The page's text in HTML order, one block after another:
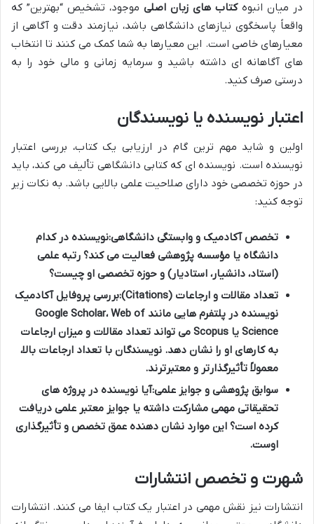
در میان انبوهکتاب های زبان اصلی موجود، تشخیص “بهترین” که
واقعاً پاسخگوی نیازهای دانشگاهی باشد، نیازمند دقت و آگاهی از
معیارهای خاصی است. این معیارها به شما کمک می کنند تا انتخاب
های آگاهانه ای داشته باشید و سرمایه زمانی و مالی خود را به
درستی صرف کنید.
اعتبار نویسنده یا نویسندگان
اولین و شاید مهم ترین گام در ارزیابی یک کتاب، بررسی اعتبار
نویسنده است. نویسنده ای که کتابی دانشگاهی تألیف می کند، باید
در حوزه تخصصی خود دارای صلاحیت علمی بالایی باشد. به نکات زیر
توجه کنید:
تخصص آکادمیک و وابستگی دانشگاهی:نویسنده در کدام
دانشگاه یا مؤسسه پژوهشی فعالیت می کند؟ رتبه علمی
(استاد، دانشیار، استادیار) و حوزه تخصصی او چیست؟
تعداد مقالات و ارجاعات (Citations):
بررسی پروفایل آکادمیک
نویسنده در پلتفرم هایی مانند Google Scholar، Web of
Science یا Scopus می تواند تعداد مقالات و میزان ارجاعات
به کارهای او را نشان دهد. نویسندگان با تعداد ارجاعات بالا،
معمولاً تأثیرگذارتر و معتبرترند.
سوابق پژوهشی و جوایز علمی:آیا نویسنده در پروژه های
تحقیقاتی مهمی مشارکت داشته یا جوایز معتبر علمی دریافت
کرده است؟ این موارد نشان دهنده عمق تخصص و تأثیرگذاری
اوست.
شهرت و تخصص انتشارات
انتشارات نیز نقش مهمی در اعتبار یک کتاب ایفا می کنند. انتشارات